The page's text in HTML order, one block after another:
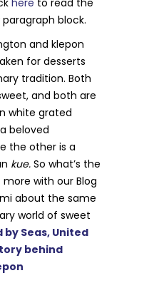
here to read the
block.
and klepon
for desserts
tradition. Both
and both are
white grated
beloved
the other is a
kue.So what’s the
with our Blog
about the same
world of sweet
Seas, United
behind